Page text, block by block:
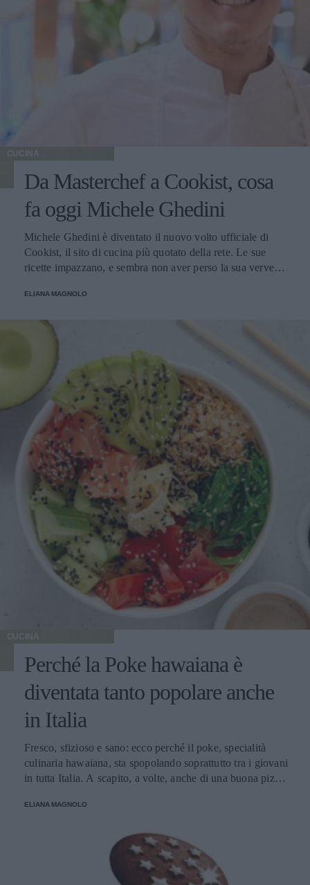
CUCINA
Da Masterchef a Cookist, cosa
fa oggi Michele Ghedini
Michele Ghedini è diventato il nuovo volto ufficiale di
Cookist, il sito di cucina più quotato della rete. Le sue
ricette impazzano, e sembra non aver perso la sua verve
veramente stupendo.
ELIANA MAGNOLO
CUCINA
Perché la Poke hawaiana è
diventata tanto popolare anche
in Italia
Fresco, sfizioso e sano: ecco perché il poke, specialità
culinaria hawaiana, sta spopolando soprattutto tra i giovani
in tutta Italia. A scapito, a volte, anche di una buona pizza.
ELIANA MAGNOLO